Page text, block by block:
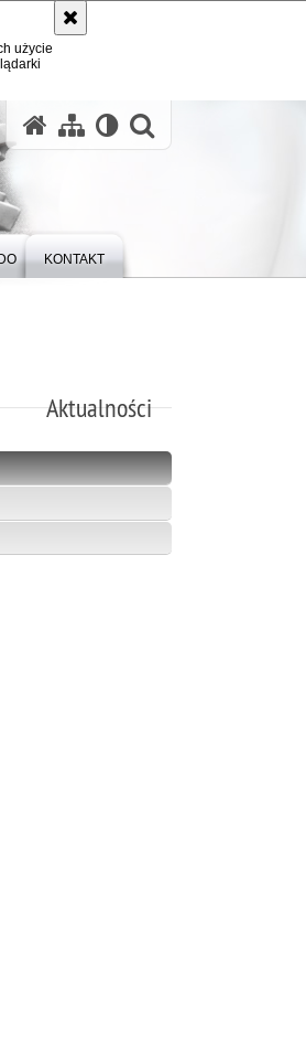
użycie
KONTAKT
Aktualności